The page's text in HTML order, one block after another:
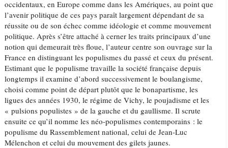
occidentaux, en Europe comme dans les Amériques, au point que
l’avenir politique de ces pays paraît largement dépendant de sa
réussite ou de son échec comme idéologie et comme mouvement
politique. Après s’être attaché à cerner les traits principaux d’une
notion qui demeurait très floue, l’auteur centre son ouvrage sur la
France en distinguant les populismes du passé et ceux du présent.
Estimant que le populisme travaille la société française depuis
longtemps il examine d’abord successivement le boulangisme,
choisi comme point de départ plutôt que le bonapartisme, les
ligues des années 1930, le régime de Vichy, le poujadisme et les
« pulsions populistes » de la gauche et du gaullisme. Il scrute
ensuite ce qu’il nomme les néo-populismes contemporains : le
populisme du Rassemblement national, celui de Jean-Luc
Mélenchon et celui du mouvement des gilets jaunes.